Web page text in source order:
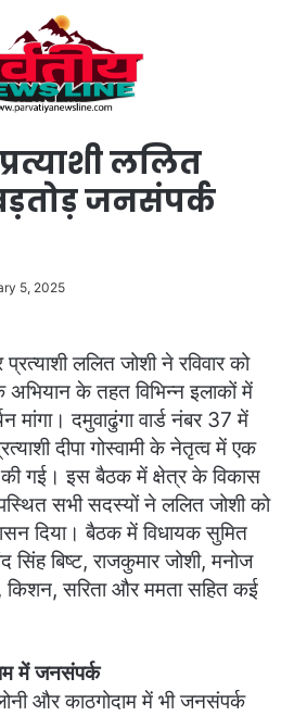
ललित
जनसंपर्क
5, 2025
ललित जोशी ने रविवार को
के तहत विभिन्न इलाकों में
दमुवाढुंगा वार्ड नंबर 37 में
दीपा गोस्वामी के नेतृत्व में एक
गई। इस बैठक में क्षेत्र के विकास
सभी सदस्यों ने ललित जोशी को
दिया। बैठक में विधायक सुमित
सिंह बिष्ट, राजकुमार जोशी, मनोज
किशन, सरिता और ममता सहित कई
में जनसंपर्क
और काठगोदाम में भी जनसंपर्क